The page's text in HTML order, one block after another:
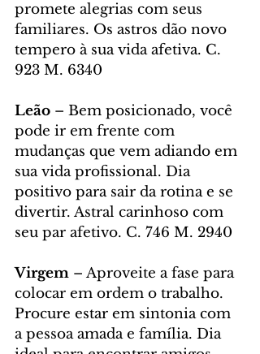
promete alegrias com seus
familiares. Os astros dão novo
tempero à sua vida afetiva. C.
923 M. 6340
Leão – Bem posicionado, você
pode ir em frente com
mudanças que vem adiando em
sua vida profissional. Dia
positivo para sair da rotina e se
divertir. Astral carinhoso com
seu par afetivo. C. 746 M. 2940
Virgem – Aproveite a fase para
colocar em ordem o trabalho.
Procure estar em sintonia com
a pessoa amada e família. Dia